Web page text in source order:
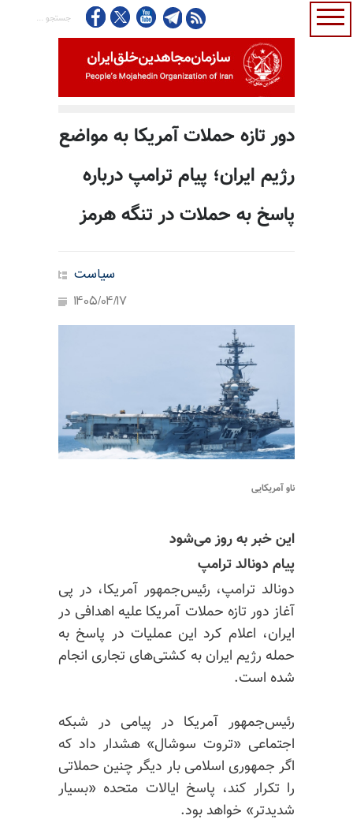
دور تازه حملات آمریکا به مواضع
رژیم ایران؛ پیام ترامپ درباره
پاسخ به حملات در تنگه هرمز
سیاست
1405/04/17
ناو آمریکایی
این خبر به روز می‌شود
پیام دونالد ترامپ
دونالد ترامپ، رئیس‌جمهور آمریکا، در پی
آغاز دور تازه حملات آمریکا علیه اهدافی در
ایران، اعلام کرد این عملیات در پاسخ به
حمله رژیم ایران به کشتی‌های تجاری انجام
شده است.
رئیس‌جمهور آمریکا در پیامی در شبکه
اجتماعی «تروت سوشال» هشدار داد که
اگر جمهوری اسلامی بار دیگر چنین حملاتی
را تکرار کند، پاسخ ایالات متحده «بسیار
شدیدتر» خواهد بود.